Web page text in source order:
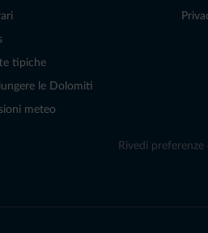
tipiche
le Dolomiti
meteo
Rivedi preferenze